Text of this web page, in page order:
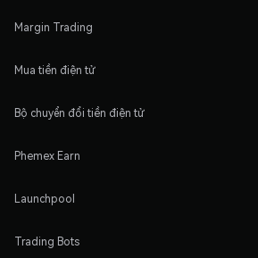
Margin Trading
Mua tiền điện tử
Bộ chuyển đổi tiền điện tử
Phemex Earn
Launchpool
Trading Bots